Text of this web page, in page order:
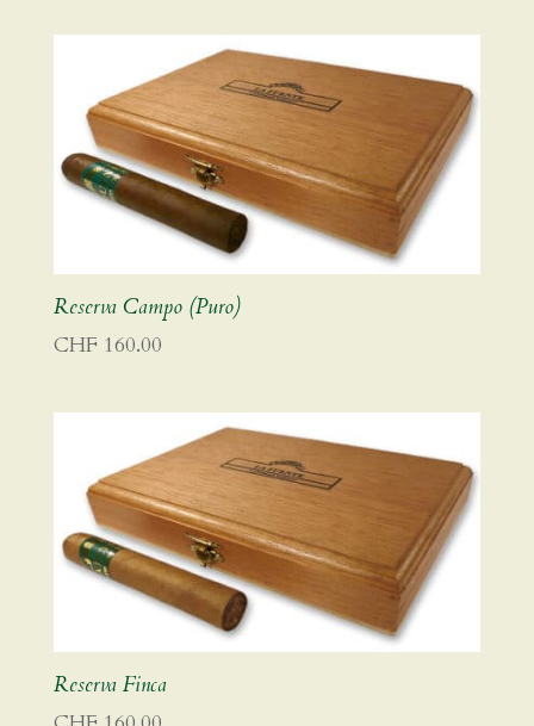
Reserva Campo (Puro)
CHF 160.00
Reserva Finca